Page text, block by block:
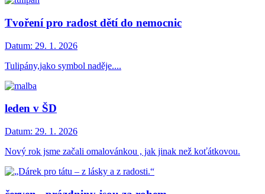
Tvoření pro radost dětí do nemocnic
Datum: 29. 1. 2026
Tulipány,jako symbol naděje....
leden v ŠD
Datum: 29. 1. 2026
Nový rok jsme začali omalovánkou , jak jinak než koťátkovou.